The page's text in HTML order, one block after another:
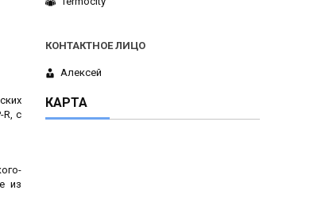
R, с
из
Алексей
КАРТА